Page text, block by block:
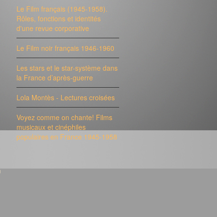
Le Film français (1945-1958).
Rôles, fonctions et identités
d'une revue corporative
Le Film noir français 1946-1960
Les stars et le star-système dans
la France d’après-guerre
Lola Montès - Lectures croisées
Voyez comme on chante! Films
musicaux et cinéphiles
populaires en France 1945-1958